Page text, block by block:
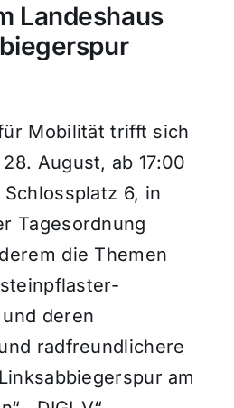
Landeshaus
Mobilität trifft sich
August, ab 17:00
6, in
Tagesordnung
die Themen
deren
radfreundlichere
am